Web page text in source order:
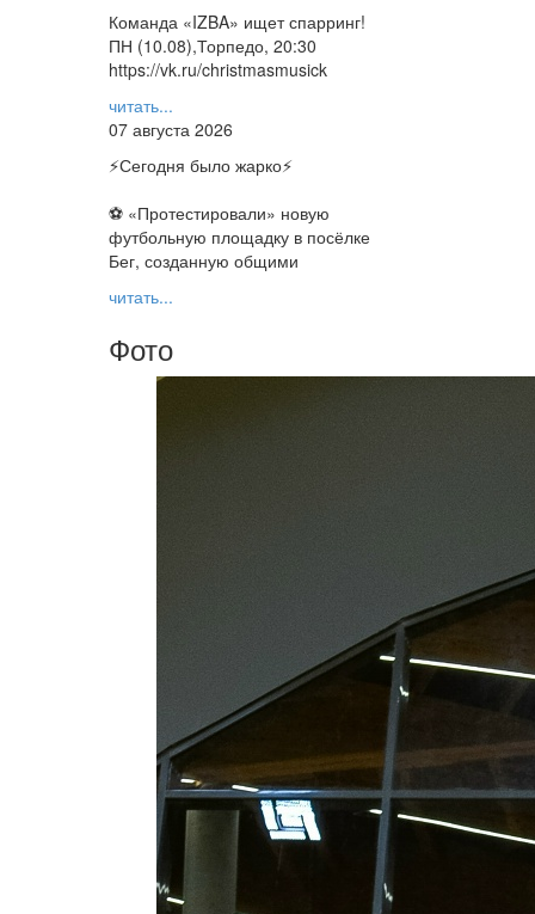
Команда «IZBA» ищет спарринг!
ПН (10.08),Торпедо, 20:30
https://vk.ru/christmasmusick
читать...
07 августа 2026
⚡️Сегодня было жарко⚡️
⚽ ️«Протестировали» новую
футбольную площадку в посёлке
Бег, созданную общими
читать...
Фото